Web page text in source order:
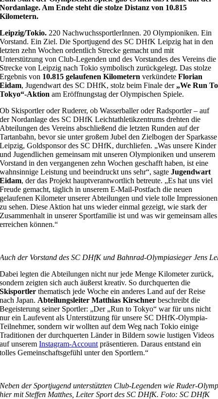
Nordanlage. Am Ende steht die stolze Distanz von 10.815
Kilometern.
Leipzig/Tokio. 220 NachwuchssportlerInnen. 20 Olympioniken. Ein
Vorstand. Ein Ziel. Die Sportjugend des SC DHfK Leipzig hat in den
letzten zehn Wochen ordentlich Strecke gemacht und mit
Unterstützung von Club-Legenden und des Vorstandes des Vereins die
Strecke von Leipzig nach Tokio symbolisch zurückgelegt. Das stolze
Ergebnis von 10.815 gelaufenen Kilometern verkündeteFlorian
Eidam, Jugendwart des SC DHfK, stolz beim Finale der „We Run To
Tokyo“-Aktion am Eröffnungstag der Olympischen Spiele.
Ob Skisportler oder Ruderer, ob Wasserballer oder Radsportler – auf
der Nordanlage des SC DHfK Leichtathletikzentrums drehten die
Abteilungen des Vereins abschließend die letzten Runden auf der
Tartanbahn, bevor sie unter großem Jubel den Zielbogen der Sparkasse
Leipzig, Goldsponsor des SC DHfK, durchliefen. „Was unsere Kinder
und Jugendlichen gemeinsam mit unseren Olympioniken und unserem
Vorstand in den vergangenen zehn Wochen geschafft haben, ist eine
wahnsinnige Leistung und beeindruckt uns sehr“, sagteJugendwart
Eidam, der das Projekt hauptverantwortlich betreute. „Es hat uns viel
Freude gemacht, täglich in unserem E-Mail-Postfach die neuen
gelaufenen Kilometer unserer Abteilungen und viele tolle Impressionen
zu sehen. Diese Aktion hat uns wieder einmal gezeigt, wie stark der
Zusammenhalt in unserer Sportfamilie ist und was wir gemeinsam alles
erreichen können.“
Auch der Vorstand des SC DHfK und Bahnrad-Olympiasieger Jens
Dabei legten die Abteilungen nicht nur jede Menge Kilometer zurück,
sondern zeigten sich auch äußerst kreativ. So durchquerten die
Skisportlerthematisch jede Woche ein anderes Land auf der Reise
nach Japan. Abteilungsleiter Matthias Kirschner beschreibt die
Begeisterung seiner Sportler: „Der „Run to Tokyo“ war für uns nicht
nur ein Laufevent als Unterstützung für unsere SC DHfK-Olympia-
Teilnehmer, sondern wir wollten auf dem Weg nach Tokio einige
Traditionen der durchquerten Länder in Bildern sowie lustigen Videos
auf unseremInstagram-Account präsentieren. Daraus entstand ein
tolles Gemeinschaftsgefühl unter den Sportlern.“
Neben der Sportjugend unterstützten Club-Legenden wie Ruder-
hier mit Steffen Matthes, Leiter Sport des SC DHfK. Foto: SC DHfK